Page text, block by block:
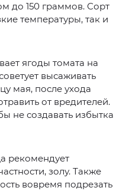
до 150 граммов. Сорт
температуры, так и
ягоды томата на
высаживать
мая, после ухода
от вредителей.
не создавать избытка
рекомендует
золу. Также
вовремя подрезать